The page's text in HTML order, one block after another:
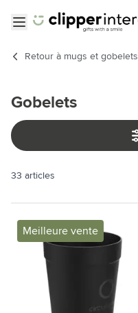
Retour à mugs et gobelets
Gobelets
33 articles
Meilleure vente